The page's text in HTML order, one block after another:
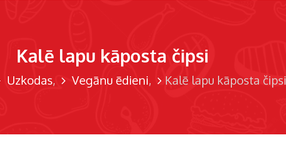
Kalē lapu kāposta čipsi
Uzkodas Vegānu ēdieni Kalē lapu kāposta čipsi